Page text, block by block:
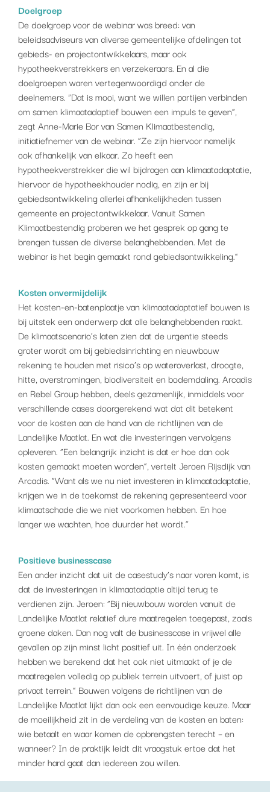
Doelgroep
De doelgroep voor de webinar was breed: van
beleidsadviseurs van diverse gemeentelijke afdelingen tot
gebieds- en projectontwikkelaars, maar ook
hypotheekverstrekkers en verzekeraars. En al die
doelgroepen waren vertegenwoordigd onder de
deelnemers. “Dat is mooi, want we willen partijen verbinden
om samen klimaatadaptief bouwen een impuls te geven”,
zegt Anne-Marie Bor van Samen Klimaatbestendig,
initiatiefnemer van de webinar. “Ze zijn hiervoor namelijk
ook afhankelijk van elkaar. Zo heeft een
hypotheekverstrekker die wil bijdragen aan klimaatadaptatie,
hiervoor de hypotheekhouder nodig, en zijn er bij
gebiedsontwikkeling allerlei afhankelijkheden tussen
gemeente en projectontwikkelaar. Vanuit Samen
Klimaatbestendig proberen we het gesprek op gang te
brengen tussen de diverse belanghebbenden. Met de
webinar is het begin gemaakt rond gebiedsontwikkeling.”
Kosten onvermijdelijk
Het kosten-en-batenplaatje van klimaatadaptatief bouwen is
bij uitstek een onderwerp dat alle belanghebbenden raakt.
De klimaatscenario’s laten zien dat de urgentie steeds
groter wordt om bij gebiedsinrichting en nieuwbouw
rekening te houden met risico’s op wateroverlast, droogte,
hitte, overstromingen, biodiversiteit en bodemdaling. Arcadis
en Rebel Group hebben, deels gezamenlijk, inmiddels voor
verschillende cases doorgerekend wat dat dit betekent
voor de kosten aan de hand van de richtlijnen van de
Landelijke Maatlat. En wat die investeringen vervolgens
opleveren. “Een belangrijk inzicht is dat er hoe dan ook
kosten gemaakt moeten worden”, vertelt Jeroen Rijsdijk van
Arcadis. “Want als we nu niet investeren in klimaatadaptatie,
krijgen we in de toekomst de rekening gepresenteerd voor
klimaatschade die we niet voorkomen hebben. En hoe
langer we wachten, hoe duurder het wordt.”
Positieve businesscase
Een ander inzicht dat uit de casestudy’s naar voren komt, is
dat de investeringen in klimaatadaptie altijd terug te
verdienen zijn. Jeroen: “Bij nieuwbouw worden vanuit de
Landelijke Maatlat relatief dure maatregelen toegepast, zoals
groene daken. Dan nog valt de businesscase in vrijwel alle
gevallen op zijn minst licht positief uit. In één onderzoek
hebben we berekend dat het ook niet uitmaakt of je de
maatregelen volledig op publiek terrein uitvoert, of juist op
privaat terrein.” Bouwen volgens de richtlijnen van de
Landelijke Maatlat lijkt dan ook een eenvoudige keuze. Maar
de moeilijkheid zit in de verdeling van de kosten en baten:
wie betaalt en waar komen de opbrengsten terecht – en
wanneer? In de praktijk leidt dit vraagstuk ertoe dat het
minder hard gaat dan iedereen zou willen.